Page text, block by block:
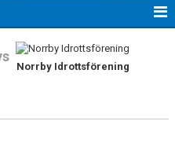
Norrby Idrottsförening